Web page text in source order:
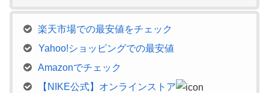
楽天市場での最安値をチェック
Yahoo!ショッピングでの最安値
Amazonでチェック
【NIKE公式】オンラインストア